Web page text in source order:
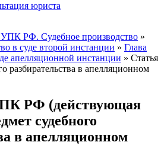
юриста
УПК РФ. Судебное производство »
в суде второй инстанции » Глава
апелляционной инстанции » Статья
разбирательства в апелляционном
РФ (действующая
судебного
в апелляционном